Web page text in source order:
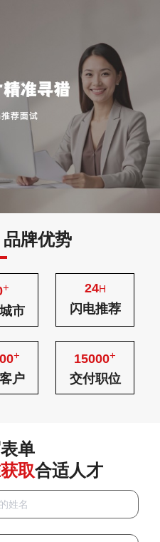
牌优势
+
市
24H
闪电推荐
+
户
15000+
交付职位
单
取合适人才